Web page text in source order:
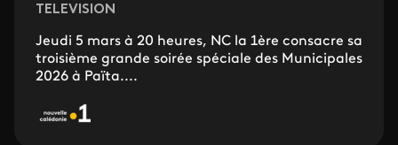
TELEVISION
Jeudi 5 mars à 20 heures, NC la 1ère consacre sa
troisième grande soirée spéciale des Municipales
2026 à Païta....